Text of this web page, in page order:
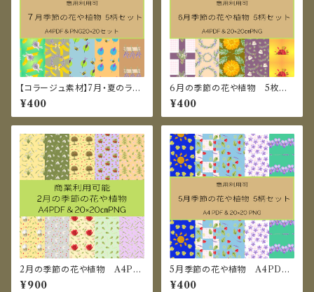
【コラージュ素材】7月・夏のラベ
ンダーイメージのデジタルペー
パー10枚セット（PDF/PNG）
¥400
6月の季節の花や植物 5枚セッ
ト A4PDF＆20×20㎝PNG
¥400
2月の季節の花や植物 A4PD
F＆20×20㎝PNG セット
¥900
5月季節の花や植物 A4PDF
＆20×20 セット
¥400